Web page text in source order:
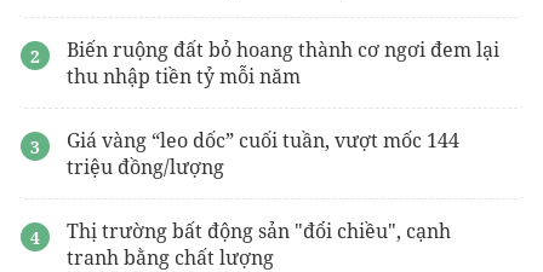
Biến ruộng đất bỏ hoang thành cơ ngơi đem lại
thu nhập tiền tỷ mỗi năm
Giá vàng “leo dốc” cuối tuần, vượt mốc 144
triệu đồng/lượng
Thị trường bất động sản "đổi chiều", cạnh
tranh bằng chất lượng